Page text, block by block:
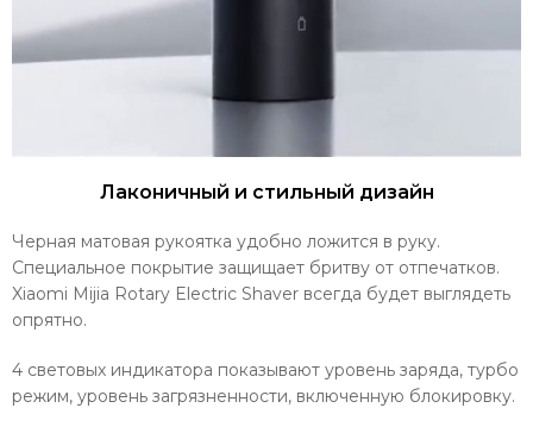
Лаконичный и стильный дизайн
Черная матовая рукоятка удобно ложится в руку.
Специальное покрытие защищает бритву от отпечатков.
Xiaomi Mijia Rotary Electric Shaver всегда будет выглядеть
опрятно.
4 световых индикатора показывают уровень заряда, турбо
режим, уровень загрязненности, включенную блокировку.